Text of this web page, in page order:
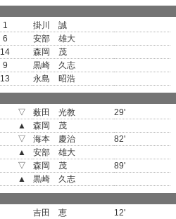
1
掛川 誠
6
安部 雄大
14
森岡 茂
9
黒崎 久志
13
永島 昭浩
▽
薮田 光教
29'
▲
森岡 茂
▽
海本 慶治
82'
▲
安部 雄大
▽
森岡 茂
89'
▲
黒崎 久志
吉田 恵
12'